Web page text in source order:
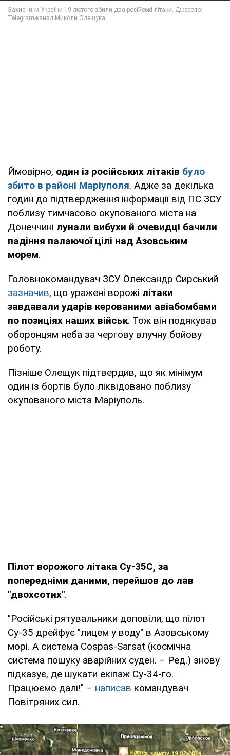
Ймовірно, один із російських літаків було
збито в районі Маріуполя. Адже за декілька
годин до підтвердження інформації від ПС ЗСУ
поблизу тимчасово окупованого міста на
Донеччині лунали вибухи й очевидці бачили
падіння палаючої цілі над Азовським
морем.
Головнокомандувач ЗСУ Олександр Сирський
зазначив, що уражені ворожі літаки
завдавали ударів керованими авіабомбами
по позиціях наших військ. Тож він подякував
оборонцям неба за чергову влучну бойову
роботу.
Пізніше Олещук підтвердив, що як мінімум
один із бортів було ліквідовано поблизу
окупованого міста Маріуполь.
Пілот ворожого літака Су-35С, за
попередніми даними, перейшов до лав
"двохсотих".
"Російські рятувальники доповіли, що пілот
Су-35 дрейфує "лицем у воду" в Азовському
морі. А система Cospas-Sarsat (космічна
система пошуку аварійних суден. – Ред.) знову
підказує, де шукати екіпаж Су-34-го.
Працюємо далі!" – написав командувач
Повітряних сил.